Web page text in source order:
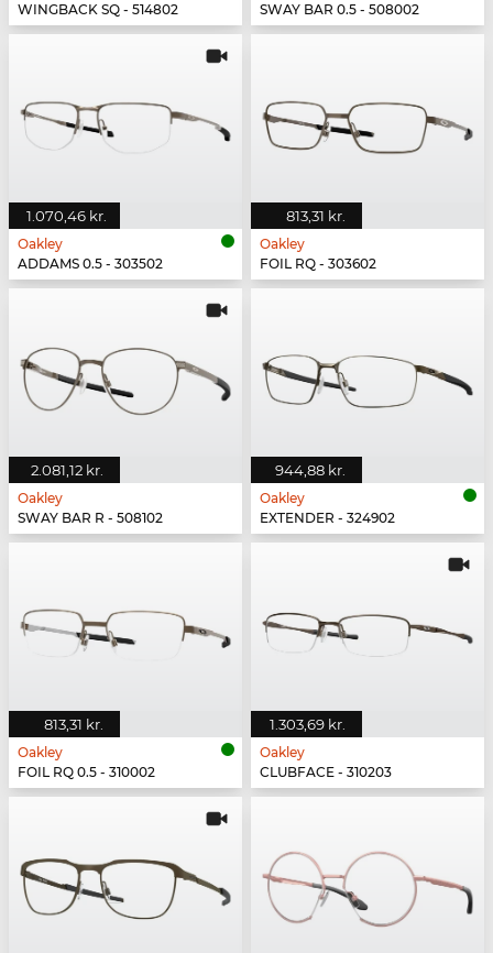
WINGBACK SQ - 514802
SWAY BAR 0.5 - 508002
1.070,46 kr.
Oakley
ADDAMS 0.5 - 303502
813,31 kr.
Oakley
FOIL RQ - 303602
2.081,12 kr.
Oakley
SWAY BAR R - 508102
944,88 kr.
Oakley
EXTENDER - 324902
813,31 kr.
Oakley
FOIL RQ 0.5 - 310002
1.303,69 kr.
Oakley
CLUBFACE - 310203